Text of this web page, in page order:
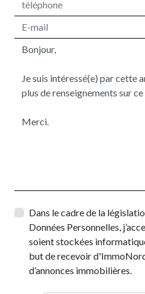
Dans le cadre de la
Données Personnelles,
soient stockées
but de recevoir
d’annonces immobilières.